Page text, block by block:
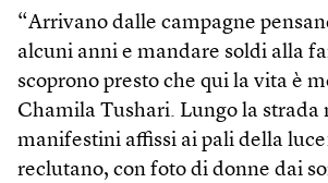
“Arrivano dalle campagne
alcuni anni e mandare soldi alla
scoprono presto che qui la vita è
Chamila Tushari. Lungo la strada
manifestini affissi ai pali della
reclutano, con foto di donne dai